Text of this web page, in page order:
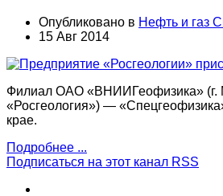
Опубликовано в Нефть и газ
15 Авг 2014
Филиал ОАО «ВНИИГеофизика» (г.
«Росгеология») —
крае.
Подробнее ...
Подписаться на этот канал RSS